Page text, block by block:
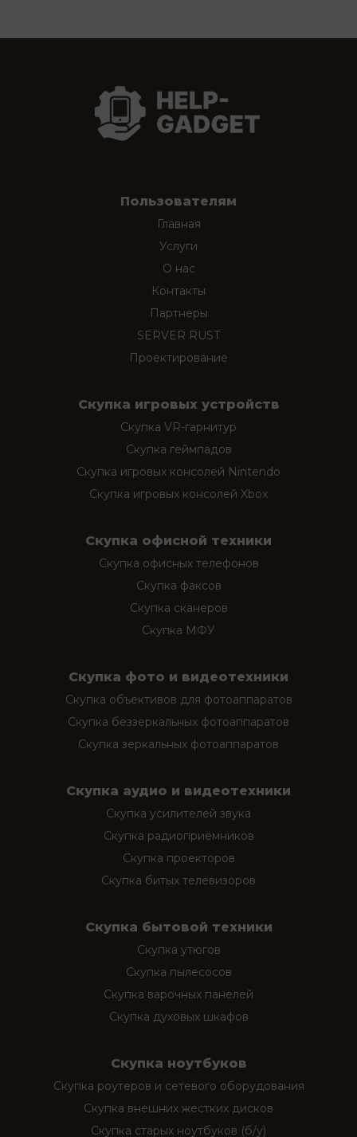
Пользователям
Главная
Услуги
О нас
Контакты
Партнеры
SERVER RUST
Проектирование
Скупка игровых устройств
Скупка VR-гарнитур
Скупка геймпадов
Скупка игровых консолей Nintendo
Скупка игровых консолей Xbox
Скупка офисной техники
Скупка офисных телефонов
Скупка факсов
Скупка сканеров
Скупка МФУ
Скупка фото и видеотехники
Скупка объективов для фотоаппаратов
Скупка беззеркальных фотоаппаратов
Скупка зеркальных фотоаппаратов
Скупка аудио и видеотехники
Скупка усилителей звука
Скупка радиоприёмников
Скупка проекторов
Скупка битых телевизоров
Скупка бытовой техники
Скупка утюгов
Скупка пылесосов
Скупка варочных панелей
Скупка духовых шкафов
Скупка ноутбуков
Скупка роутеров и сетевого оборудования
Скупка внешних жестких дисков
Скупка старых ноутбуков (б/у)